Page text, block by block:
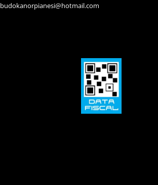
budokanorpianesi@hotmail.com